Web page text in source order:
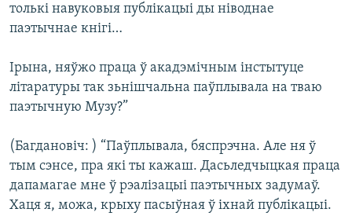
толькі навуковыя публікацыі ды ніводнае
паэтычнае кнігі…
Ірына, няўжо праца ў акадэмічным інстытуце
літаратуры так зьнішчальна паўплывала на тваю
паэтычную Музу?”
(Багдановіч: ) “Паўплывала, бяспрэчна. Але ня ў
тым сэнсе, пра які ты кажаш. Дасьледчыцкая праца
дапамагае мне ў рэалізацыі паэтычных задумаў.
Хаця я, можа, крыху пасыўная ў іхнай публікацыі.